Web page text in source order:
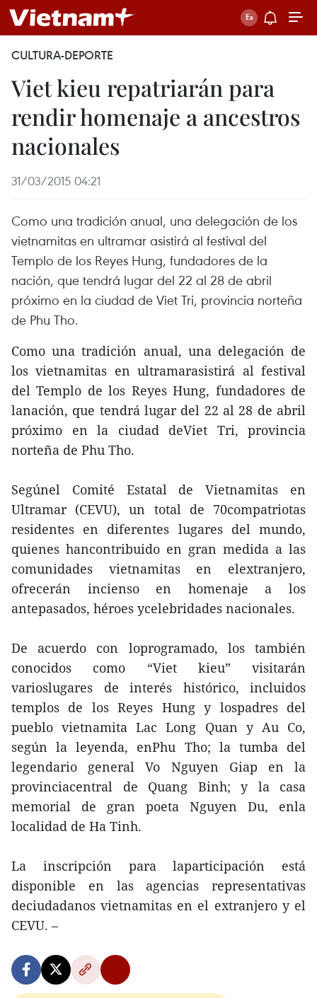
CULTURA-DEPORTE
Viet kieu repatriarán para
rendir homenaje a ancestros
nacionales
31/03/2015 04:21
Como una tradición anual, una delegación de los
vietnamitas en ultramar asistirá al festival del
Templo de los Reyes Hung, fundadores de la
nación, que tendrá lugar del 22 al 28 de abril
próximo en la ciudad de Viet Tri, provincia norteña
de Phu Tho.
Como una tradición anual, una delegación de
los vietnamitas en ultramarasistirá al festival
del Templo de los Reyes Hung, fundadores de
lanación, que tendrá lugar del 22 al 28 de abril
próximo en la ciudad deViet Tri, provincia
norteña de Phu Tho.
Segúnel Comité Estatal de Vietnamitas en
Ultramar (CEVU), un total de 70compatriotas
residentes en diferentes lugares del mundo,
quienes hancontribuido en gran medida a las
comunidades vietnamitas en elextranjero,
ofrecerán incienso en homenaje a los
antepasados, héroes ycelebridades nacionales.
De acuerdo con loprogramado, los también
conocidos como “Viet kieu” visitarán
varioslugares de interés histórico, incluidos
templos de los Reyes Hung y lospadres del
pueblo vietnamita Lac Long Quan y Au Co,
según la leyenda, enPhu Tho; la tumba del
legendario general Vo Nguyen Giap en la
provinciacentral de Quang Binh; y la casa
memorial de gran poeta Nguyen Du, enla
localidad de Ha Tinh.
La inscripción para laparticipación está
disponible en las agencias representativas
deciudadanos vietnamitas en el extranjero y el
CEVU. –